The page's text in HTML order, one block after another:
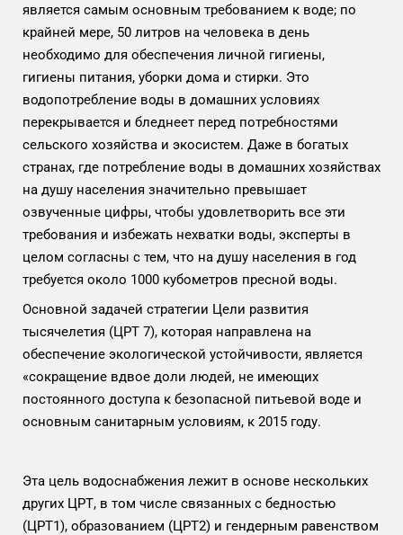
является самым основным требованием к воде; по
крайней мере, 50 литров на человека в день
необходимо для обеспечения личной гигиены,
гигиены питания, уборки дома и стирки. Это
водопотребление воды в домашних условиях
перекрывается и бледнеет перед потребностями
сельского хозяйства и экосистем. Даже в богатых
странах, где потребление воды в домашних хозяйствах
на душу населения значительно превышает
озвученные цифры, чтобы удовлетворить все эти
требования и избежать нехватки воды, эксперты в
целом согласны с тем, что на душу населения в год
требуется около 1000 кубометров пресной воды.
Основной задачей стратегии Цели развития
тысячелетия (ЦРТ 7), которая направлена на
обеспечение экологической устойчивости, является
«сокращение вдвое доли людей, не имеющих
постоянного доступа к безопасной питьевой воде и
основным санитарным условиям, к 2015 году.
Эта цель водоснабжения лежит в основе нескольких
других ЦРТ, в том числе связанных с бедностью
(ЦРТ1), образованием (ЦРТ2) и гендерным равенством